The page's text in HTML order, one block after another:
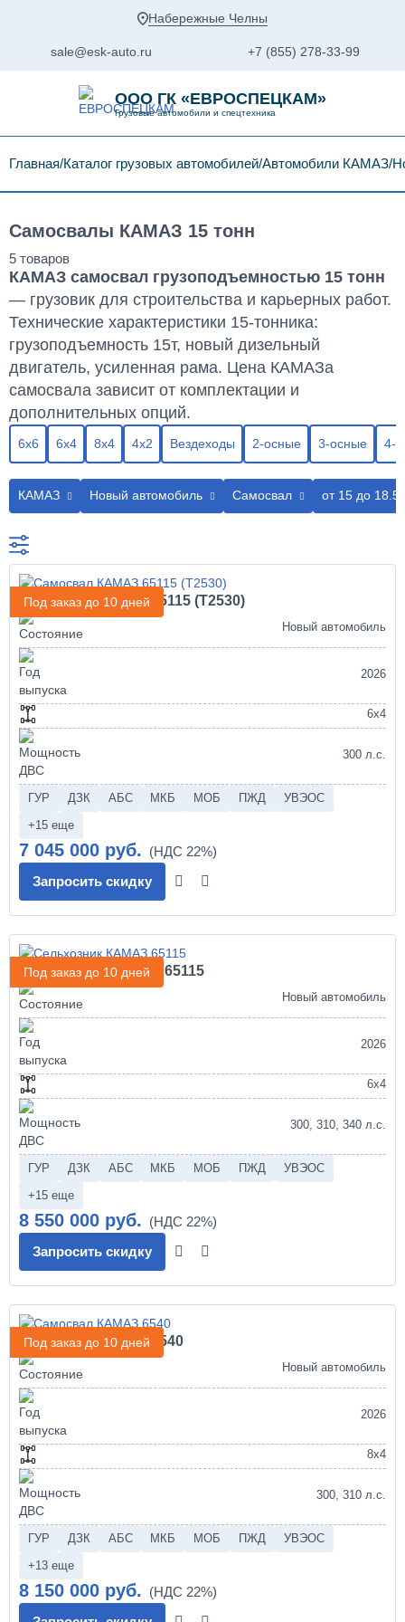
Набережные Челны
sale@esk-auto.ru +7 (855) 278-33-99
ООО ГК «ЕВРОСПЕЦКАМ»
Грузовые автомобили и спецтехника
Главная Каталог грузовых автомобилей Автомобили КАМАЗ
Самосвалы КАМАЗ 15 тонн
КАМАЗ самосвал грузоподъемностью 15 тонн
— грузовик для строительства и карьерных работ.
Технические характеристики 15-тонника:
грузоподъемность 15т, новый дизельный
двигатель, усиленная рама. Цена КАМАЗа
самосвала зависит от комплектации и
дополнительных опций.
6х6 6х4 8х4 4х2 Вездеходы 2-осные 3-осные 4-
КАМАЗ Новый автомобиль Самосвал от 15 до 18.5
Под заказ до 10 дней
Самосвал КАМАЗ 65115 (Т2530)
Новый автомобиль
2026
6х4
300 л.с.
ГУР ДЗК АБС МКБ МОБ ПЖД
УВЭОС
+15 еще
7 045 000 руб.
Запросить скидку
Под заказ до 10 дней
Сельхозник КАМАЗ 65115
Новый автомобиль
2026
6х4
300, 310, 340 л.с.
ГУР ДЗК АБС МКБ МОБ ПЖД
УВЭОС
+15 еще
8 550 000 руб.
Запросить скидку
Под заказ до 10 дней
Самосвал КАМАЗ 6540
Новый автомобиль
2026
8х4
300, 310 л.с.
ГУР ДЗК АБС МКБ МОБ ПЖД
УВЭОС
+13 еще
8 150 000 руб.